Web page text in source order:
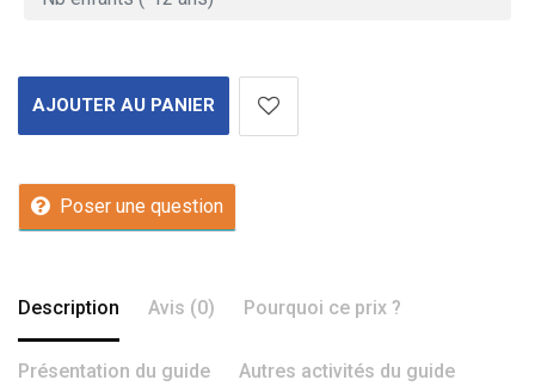
AJOUTER AU PANIER
Poser une question
Description Avis (0) Pourquoi ce prix ?
Présentation du guide Autres activités du guide